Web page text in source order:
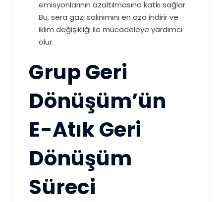
emisyonlarının azaltılmasına katkı sağlar.
Bu, sera gazı salınımını en aza indirir ve
iklim değişikliği ile mücadeleye yardımcı
olur.
Grup Geri
Dönüşüm’ün
E-Atık Geri
Dönüşüm
Süreci